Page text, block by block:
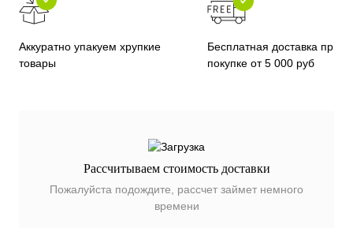
Аккуратно упакуем хрупкие
товары
Бесплатная доставка при
покупке от 5 000 руб
Рассчитываем стоимость доставки
Пожалуйста подождите, рассчет займет немного
времени